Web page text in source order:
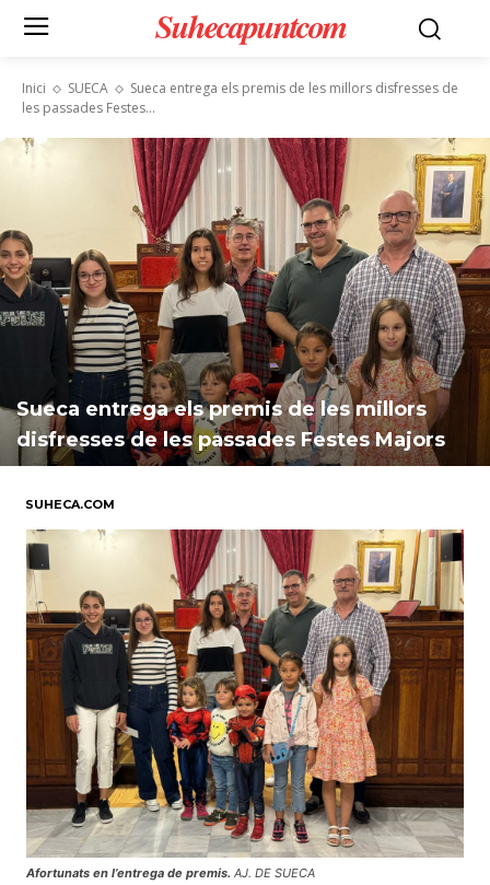
Suhecapuntcom
Inici SUECA
Sueca entrega els premis de les millors disfresses de
les passades Festes...
Sueca entrega els premis de les millors
disfresses de les passades Festes Majors
SUHECA.COM
Afortunats en l’entrega de premis. AJ. DE SUECA